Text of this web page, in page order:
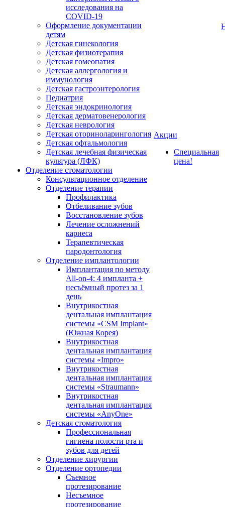
исследования на
COVID-19
Оформление документации
детям
Детская гинекология
Детская физиотерапия
Детская гомеопатия
Детская аллергология и
иммунология
Детская гастроэнтерология
Педиатрия
Детская эндокринология
Детская дерматовенерология
Детская неврология
Детская оториноларингология
Детская офтальмология
Детская лечебная физическая
культура (ЛФК)
Отделение стоматологии
Консультационное отделение
Отделение терапии
Профилактика
Отбеливание зубов
Восстановление зубов
Лечение осложнений
кариеса
Терапевтическая
пародонтология
Отделение имплантологии
Имплантация по методу
All-on-4: 4 импланта +
несъёмный протез за 1
день
Внутрикостная
дентальная имплантация
системы «CSM Implant»
(Южная Корея)
Внутрикостная
дентальная имплантация
системы «Impro»
Внутрикостная
дентальная имплантация
системы «Straumann»
Внутрикостная
дентальная имплантация
системы «AnyOne»
Детская стоматология
Профессиональная
гигиена полости рта и
зубов для детей
Отделение хирургии
Отделение ортопедии
Съемное
протезирование
Несъемное
протезирование
Акции
Специальная
цена!